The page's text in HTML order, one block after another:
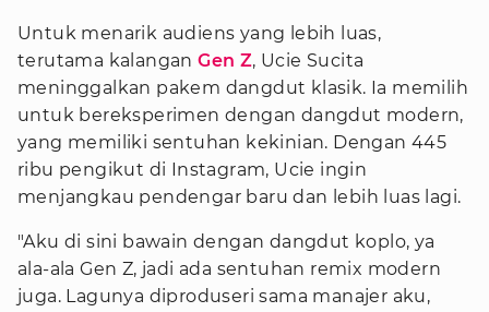
Untuk menarik audiens yang lebih luas,
terutama kalanganGen Z, Ucie Sucita
meninggalkan pakem dangdut klasik. Ia memilih
untuk bereksperimen dengan dangdut modern,
yang memiliki sentuhan kekinian. Dengan 445
ribu pengikut di Instagram, Ucie ingin
menjangkau pendengar baru dan lebih luas lagi.
"Aku di sini bawain dengan dangdut koplo, ya
ala-ala Gen Z, jadi ada sentuhan remix modern
juga. Lagunya diproduseri sama manajer aku,